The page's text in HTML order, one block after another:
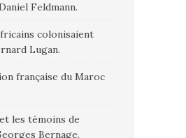
Feldmann.
colonisaient
Lugan.
française du Maroc
les témoins de
Bernage.